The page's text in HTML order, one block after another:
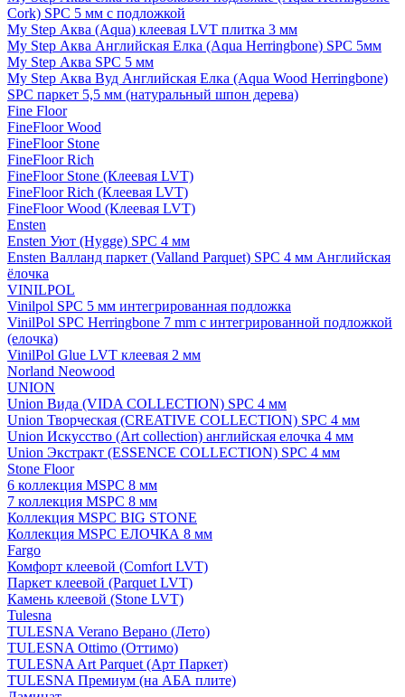
Cork) SPC 5 мм с подложкой
My Step Аква (Aqua) клеевая LVT плитка 3 мм
My Step Аква Английская Елка (Aqua Herringbone) SPC 5мм
My Step Аква SPC 5 мм
My Step Аква Вуд Английская Елка (Aqua Wood Herringbone)
SPC паркет 5,5 мм (натуральный шпон дерева)
Fine Floor
FineFloor Wood
FineFloor Stone
FineFloor Rich
FineFloor Stone (Клеевая LVT)
FineFloor Rich (Клеевая LVT)
FineFloor Wood (Клеевая LVT)
Ensten
Ensten Уют (Hygge) SPC 4 мм
Ensten Валланд паркет (Valland Parquet) SPC 4 мм Английская
ёлочка
VINILPOL
Vinilpol SPC 5 мм интегрированная подложка
VinilPol SPC Herringbone 7 mm с интегрированной подложкой
(елочка)
VinilPol Glue LVT клеевая 2 мм
Norland Neowood
UNION
Union Вида (VIDA COLLECTION) SPC 4 мм
Union Творческая (CREATIVE COLLECTION) SPC 4 мм
Union Искусство (Art collection) английская елочка 4 мм
Union Экстракт (ESSENCE COLLECTION) SPC 4 мм
Stone Floor
6 коллекция MSPC 8 мм
7 коллекция MSPC 8 мм
Коллекция MSPC BIG STONE
Коллекция MSPC ЕЛОЧКА 8 мм
Fargo
Комфорт клеевой (Comfort LVT)
Паркет клеевой (Parquet LVT)
Камень клеевой (Stone LVT)
Tulesna
TULESNA Verano Верано (Лето)
TULESNA Ottimo (Оттимо)
TULESNA Art Parquet (Арт Паркет)
TULESNA Премиум (на АБА плите)